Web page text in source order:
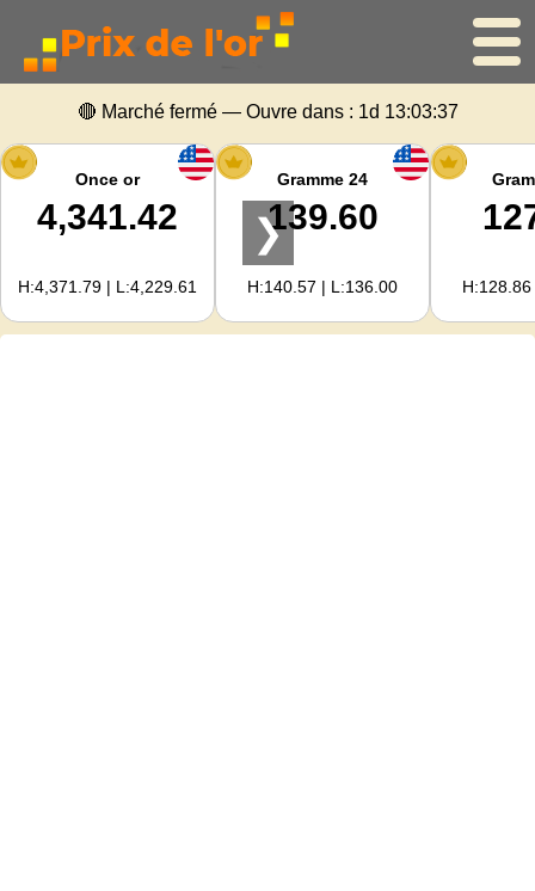
Accueil
Cours de l'or
Cours de l'argent
Calculateur d'or
🔴 Marché fermé — Ouvre dans : 1d 13:03:37
Once or
4,341.42
H:4,371.79 | L:4,229.61
Gramme 24
139.60
H:140.57 | L:136.00
❯